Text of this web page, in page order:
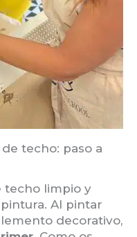
techo: paso a
techo limpio y
Al pintar
decorativo,